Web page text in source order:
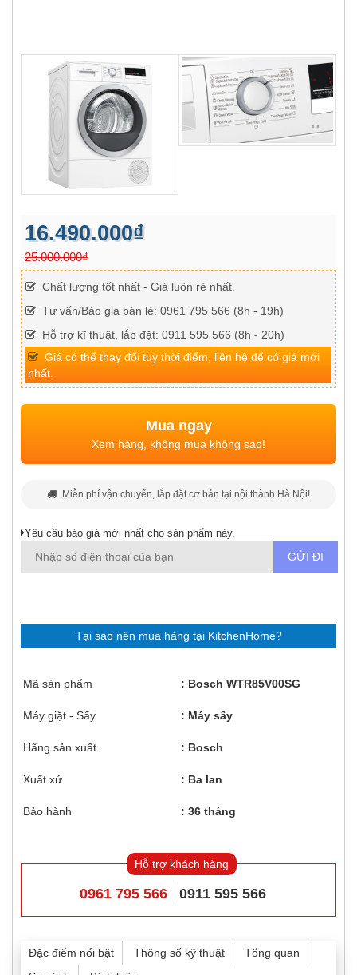
16.490.000₫
25.000.000₫
Chất lượng tốt nhất - Giá luôn rẻ nhất.
Tư vấn/Báo giá bán lẻ: 0961 795 566 (8h - 19h)
Hỗ trợ kĩ thuật, lắp đặt: 0911 595 566 (8h - 20h)
Giá có thể thay đổi tuỳ thời điểm, liên hệ để có giá mới
nhất.
Mua ngay
Xem hàng, không mua không sao!
Miễn phí vận chuyển, lắp đặt cơ bản tại nội thành Hà Nội!
Yêu cầu báo giá mới nhất cho sản phẩm này.
Tại sao nên mua hàng tại KitchenHome?
Mã sản phẩm Bosch WTR85V00SG
Máy giặt - Sấy Máy sấy
Hãng sản xuất Bosch
Xuất xứ Ba lan
Bảo hành 36 tháng
Hỗ trợ khách hàng
0961 795 566 0911 595 566
Đặc điểm nổi bật Thông số kỹ thuật
Tổng quan